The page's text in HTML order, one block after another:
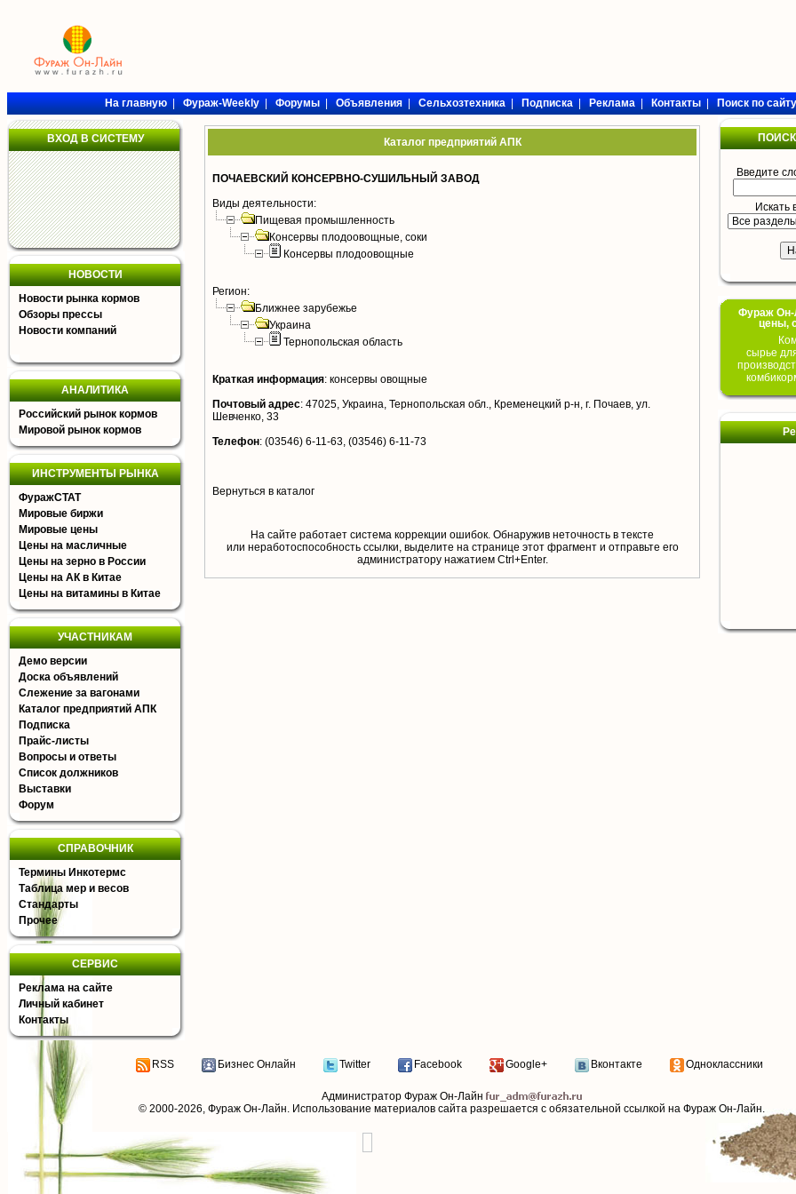
На главную|Фураж-Weekly|Форумы|Объявления|Сельхозтехника|Подписка|Реклама|Контакты|Поиск по сайту
ВХОД В СИСТЕМУ
НОВОСТИ
Новости рынка кормов
Обзоры прессы
Новости компаний
АНАЛИТИКА
Российский рынок кормов
Мировой рынок кормов
ИНСТРУМЕНТЫ РЫНКА
ФуражСТАТ
Мировые биржи
Мировые цены
Цены на масличные
Цены на зерно в России
Цены на АК в Китае
Цены на витамины в Китае
УЧАСТНИКАМ
Демо версии
Доска объявлений
Слежение за вагонами
Каталог предприятий АПК
Подписка
Прайс-листы
Вопросы и ответы
Список должников
Выставки
Форум
СПРАВОЧНИК
Термины Инкотермс
Таблица мер и весов
Стандарты
Прочее
СЕРВИС
Реклама на сайте
Личный кабинет
Контакты
Каталог предприятий АПК
ПОЧАЕВСКИЙ КОНСЕРВНО-СУШИЛЬНЫЙ ЗАВОД
Виды деятельности:
Пищевая промышленность
Консервы плодоовощные, соки
Консервы плодоовощные
Регион:
Ближнее зарубежье
Украина
Тернопольская область
Краткая информация: консервы овощные
Почтовый адрес: 47025, Украина, Тернопольская обл., Кременецкий р-н, г. Почаев, ул.
Шевченко, 33
Телефон: (03546) 6-11-63, (03546) 6-11-73
Вернуться в каталог
На сайте работает система коррекции ошибок. Обнаружив неточность в тексте
или неработоспособность ссылки, выделите на странице этот фрагмент и отправьте его
aдминистратору нажатием Ctrl+Enter.
Введите
Искать
Фураж Он-
цены,
сырье
RSS Бизнес Онлайн Twitter Facebook Google+ Вконтакте Одноклассники
Администратор Фураж Он-Лайн
© 2000-2026, Фураж Он-Лайн. Использование материалов сайта разрешается с обязательной ссылкой на Фураж Он-Лайн.